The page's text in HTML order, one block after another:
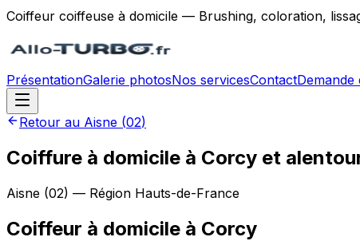
Coiffeur coiffeuse à domicile — Brushing, coloration,
PrésentationGalerie photosNos servicesContactDemande
Retour au Aisne (02)
Coiffure à domicile à Corcy et
Aisne (02) — Région Hauts-de-France
Coiffeur à domicile à Corcy